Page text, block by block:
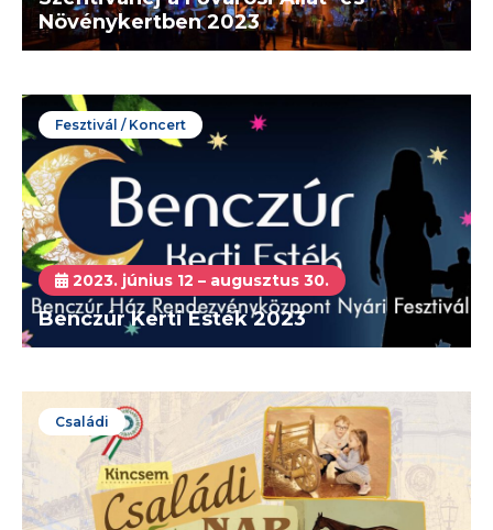
Növénykertben 2023
Fesztivál / Koncert
2023. június 12 – augusztus 30.
Benczúr Kerti Esték 2023
Családi